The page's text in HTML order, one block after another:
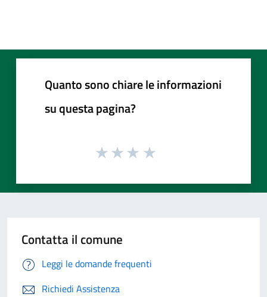
Quanto sono chiare le informazioni
su questa pagina?
Contatta il comune
Leggi le domande frequenti
Richiedi Assistenza